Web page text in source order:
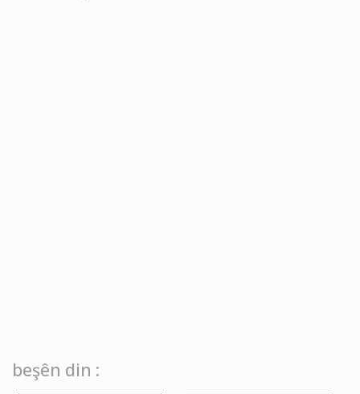
beşên din :